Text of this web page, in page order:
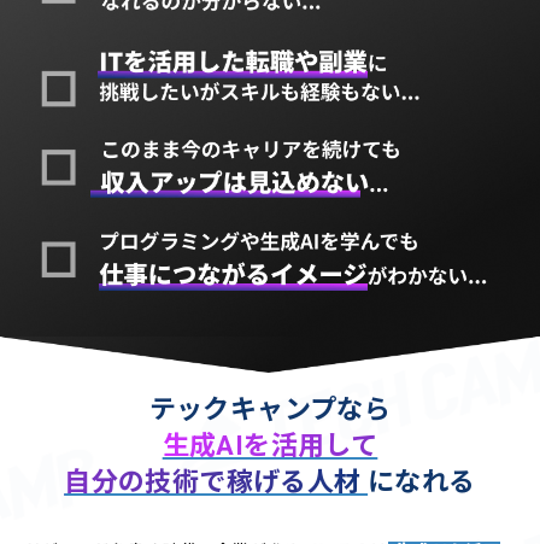
テックキャンプなら
生成AIを活用して
自分の技術で稼げる人材 になれる